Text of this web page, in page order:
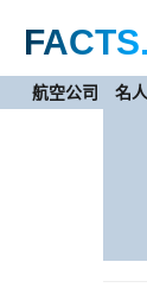
FACTS
航空公司 名人